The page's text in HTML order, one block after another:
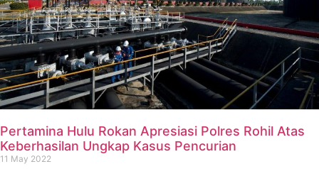
Pertamina Hulu Rokan Apresiasi Polres Rohil Atas
Keberhasilan Ungkap Kasus Pencurian
11 May 2022